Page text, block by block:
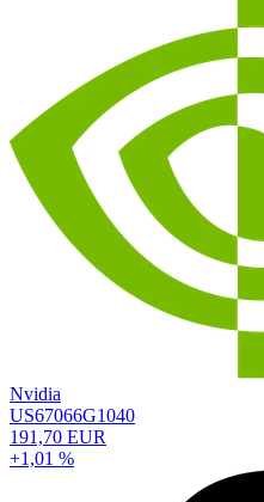
Nvidia
US67066G1040
191,70 EUR
+1,01 %